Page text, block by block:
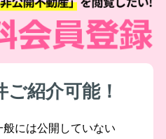
ご紹介可能！
には公開していない